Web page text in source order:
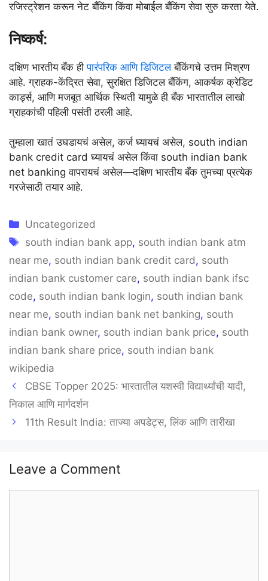
रजिस्ट्रेशन करून नेट बँकिंग किंवा मोबाईल बँकिंग सेवा सुरु करता येते.
निष्कर्ष:
दक्षिण भारतीय बँक हीपारंपरिक आणि डिजिटलबँकिंगचे उत्तम मिश्रण
आहे. ग्राहक-केंद्रित सेवा, सुरक्षित डिजिटल बँकिंग, आकर्षक क्रेडिट
कार्ड्स, आणि मजबूत आर्थिक स्थिती यामुळे ही बँक भारतातील लाखो
ग्राहकांची पहिली पसंती ठरली आहे.
तुम्हाला खातं उघडायचं असेल, कर्ज घ्यायचं असेल, south indian
bank credit card घ्यायचं असेल किंवा south indian bank
net banking वापरायचं असेल—दक्षिण भारतीय बँक तुमच्या प्रत्येक
गरजेसाठी तयार आहे.
Categories
Uncategorized
Tags
south indian bank app, south indian bank atm
near me, south indian bank credit card, south
indian bank customer care, south indian bank ifsc
code, south indian bank login, south indian bank
near me, south indian bank net banking, south
indian bank owner, south indian bank price, south
indian bank share price, south indian bank
wikipedia
CBSE Topper 2025: भारतातील यशस्वी विद्यार्थ्यांची यादी,
निकाल आणि मार्गदर्शन
11th Result India: ताज्या अपडेट्स, लिंक आणि तारीखा
Leave a Comment